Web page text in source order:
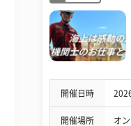
開催日時
開催場所 オ